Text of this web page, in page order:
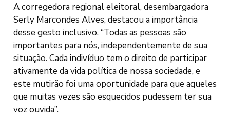
A corregedora regional eleitoral, desembargadora
Serly Marcondes Alves, destacou a importância
desse gesto inclusivo. “Todas as pessoas são
importantes para nós, independentemente de sua
situação. Cada indivíduo tem o direito de participar
ativamente da vida política de nossa sociedade, e
este mutirão foi uma oportunidade para que aqueles
que muitas vezes são esquecidos pudessem ter sua
voz ouvida”.